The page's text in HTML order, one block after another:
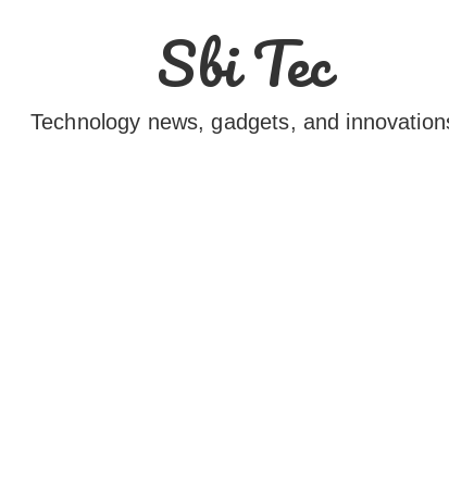
Sbi Tec
Technology news, gadgets, and